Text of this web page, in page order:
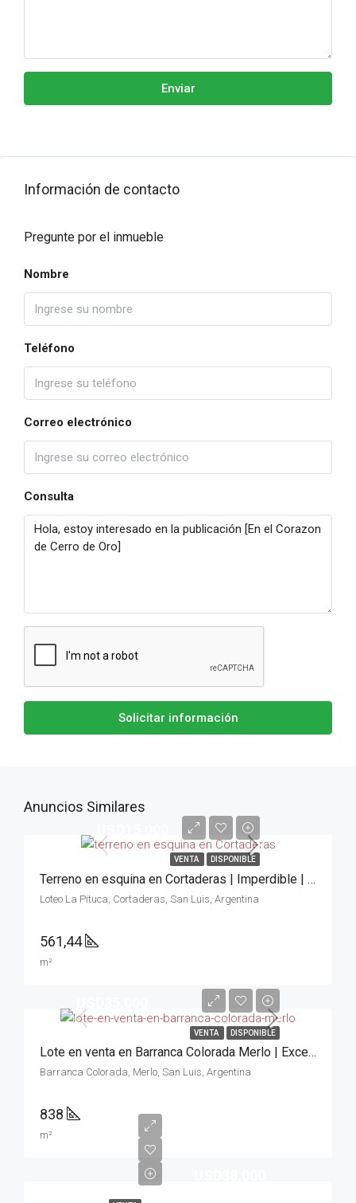
Enviar
Información de contacto
Pregunte por el inmueble
Nombre
Teléfono
Correo electrónico
Consulta
Solicitar información
Anuncios Similares
VENTA DISPONIBLE
Terreno en esquina en Cortaderas | Imperdible | Sierras
Loteo La Pituca, Cortaderas, San Luis, Argentina
561,44
m²
VENTA DISPONIBLE
Lote en venta en Barranca Colorada Merlo | Excelente Zona 838m²
Barranca Colorada, Merlo, San Luis, Argentina
838
m²